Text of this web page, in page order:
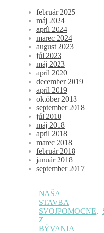
február 2025
máj 2024
apríl 2024
marec 2024
august 2023
júl 2023
máj 2023
apríl 2020
december 2019
apríl 2019
október 2018
september 2018
júl 2018
máj 2018
apríl 2018
marec 2018
február 2018
január 2018
september 2017
NAŠA
STAVBA
SVOJPOMOCNE,
Z
BÝVANIA